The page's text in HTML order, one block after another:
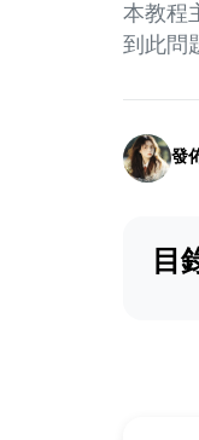
本教程
到此問
發
目